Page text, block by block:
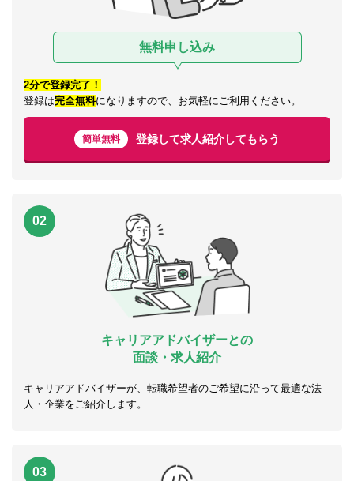
無料申し込み
2分で登録完了！
登録は完全無料になりますので、お気軽にご利用ください。
簡単無料 登録して求人紹介してもらう
02
キャリアアドバイザーとの
面談・求人紹介
キャリアアドバイザーが、転職希望者のご希望に沿って最適な法
人・企業をご紹介します。
03